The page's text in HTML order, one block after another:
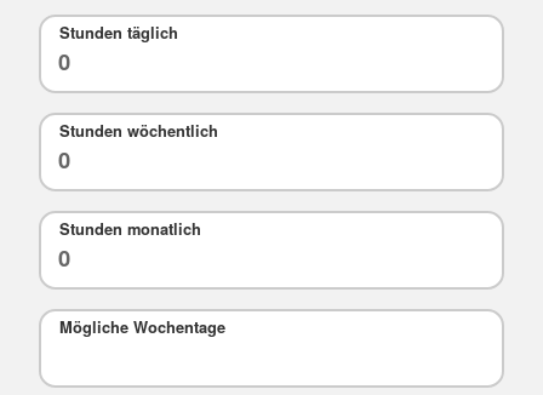
Stunden täglich
Stunden wöchentlich
Stunden monatlich
Mögliche Wochentage